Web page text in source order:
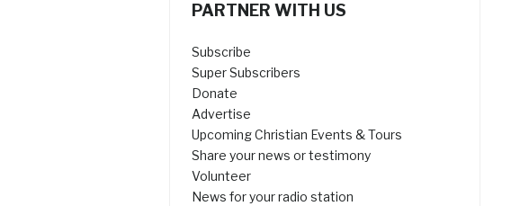
PARTNER WITH US
Subscribe
Super Subscribers
Donate
Advertise
Upcoming Christian Events & Tours
Share your news or testimony
Volunteer
News for your radio station